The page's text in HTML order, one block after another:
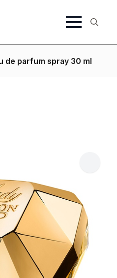
de parfum spray 30 ml